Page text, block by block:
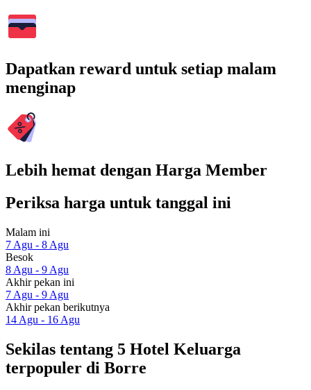
Dapatkan reward untuk setiap malam
menginap
Lebih hemat dengan Harga Member
Periksa harga untuk tanggal ini
Malam ini
7 Agu - 8 Agu
Besok
8 Agu - 9 Agu
Akhir pekan ini
7 Agu - 9 Agu
Akhir pekan berikutnya
14 Agu - 16 Agu
Sekilas tentang 5 Hotel Keluarga
terpopuler di Borre